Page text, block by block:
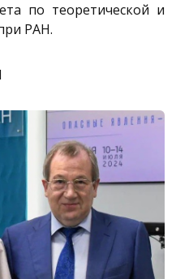
по теоретической и
РАН.